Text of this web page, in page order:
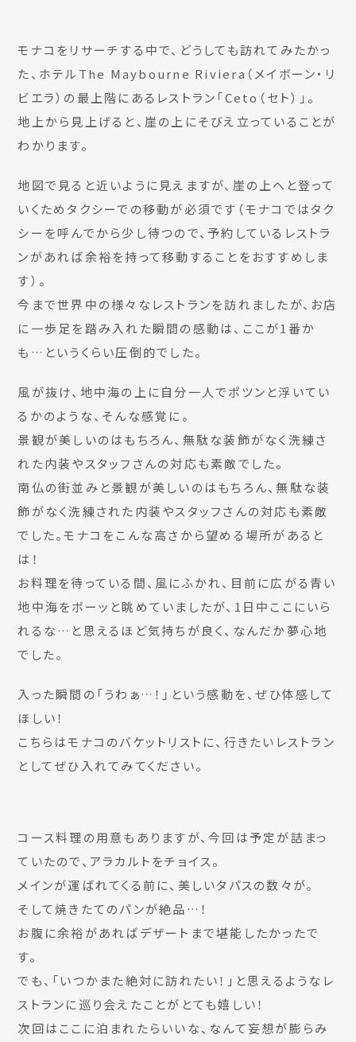
モナコをリサーチする中で、どうしても訪れてみたかっ
た、ホテルThe Maybourne Riviera（メイボーン・リ
ビエラ）の最上階にあるレストラン「Ceto（セト）」。
地上から見上げると、崖の上にそびえ立っていることが
わかります。
地図で見ると近いように見えますが、崖の上へと登って
いくためタクシーでの移動が必須です（モナコではタク
シーを呼んでから少し待つので、予約しているレストラ
ンがあれば余裕を持って移動することをおすすめしま
す）。
今まで世界中の様々なレストランを訪れましたが、お店
に一歩足を踏み入れた瞬間の感動は、ここが1番か
も…というくらい圧倒的でした。
風が抜け、地中海の上に自分一人でポツンと浮いてい
るかのような、そんな感覚に。
景観が美しいのはもちろん、無駄な装飾がなく洗練さ
れた内装やスタッフさんの対応も素敵でした。
南仏の街並みと景観が美しいのはもちろん、無駄な装
飾がなく洗練された内装やスタッフさんの対応も素敵
でした。モナコをこんな高さから望める場所があると
は！
お料理を待っている間、風にふかれ、目前に広がる青い
地中海をボーッと眺めていましたが、1日中ここにいら
れるな…と思えるほど気持ちが良く、なんだか夢心地
でした。
入った瞬間の「うわぁ…！」という感動を、ぜひ体感して
ほしい！
こちらはモナコのバケットリストに、行きたいレストラン
としてぜひ入れてみてください。
コース料理の用意もありますが、今回は予定が詰まっ
ていたので、アラカルトをチョイス。
メインが運ばれてくる前に、美しいタパスの数々が。
そして焼きたてのパンが絶品…！
お腹に余裕があればデザートまで堪能したかったで
す。
でも、「いつかまた絶対に訪れたい！」と思えるようなレ
ストランに巡り会えたことがとても嬉しい！
次回はここに泊まれたらいいな、なんて妄想が膨らみ